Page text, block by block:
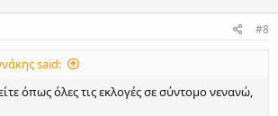
#8
said:
όπως όλες τις εκλογές σε σύντομο νενανώ,